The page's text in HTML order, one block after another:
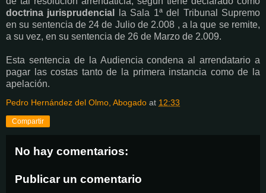
doctrina jurisprudencial
la Sala 1ª del Tribunal Supremo
en su sentencia de 24 de Julio de 2.008 , a la que se remite,
a su vez, en su sentencia de 26 de Marzo de 2.009.
Esta sentencia de la Audiencia condena al arrendatario a
pagar las costas tanto de la primera instancia como de la
apelación.
Pedro Hernández del Olmo, Abogado at 12:33
Compartir
No hay comentarios:
Publicar un comentario